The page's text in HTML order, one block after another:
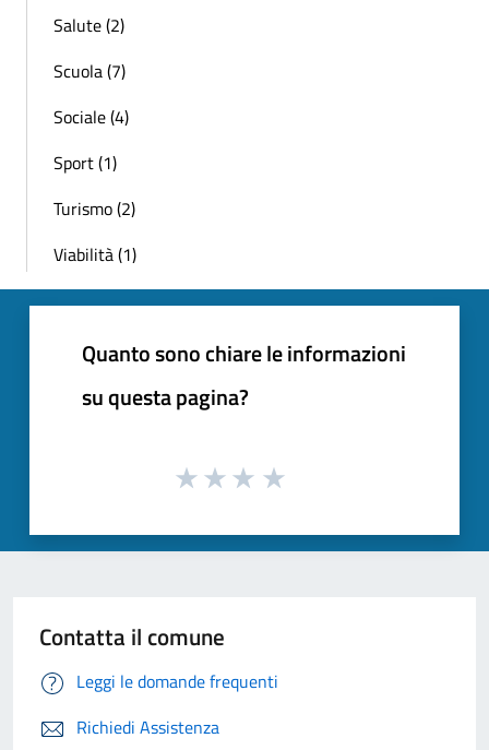
Salute (2)
Scuola (7)
Sociale (4)
Sport (1)
Turismo (2)
Viabilità (1)
Quanto sono chiare le informazioni
su questa pagina?
Contatta il comune
Leggi le domande frequenti
Richiedi Assistenza